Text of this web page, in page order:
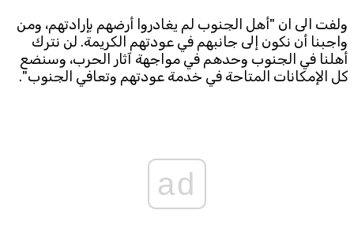
ولفت الى ان "أهل الجنوب لم يغادروا أرضهم بإرادتهم، ومن
واجبنا أن نكون إلى جانبهم في عودتهم الكريمة. لن نترك
أهلنا في الجنوب وحدهم في مواجهة آثار الحرب، وسنضع
كل الإمكانات المتاحة في خدمة عودتهم وتعافي الجنوب".
ad